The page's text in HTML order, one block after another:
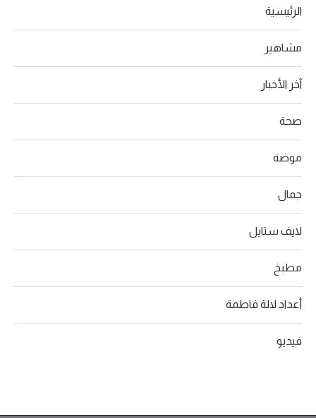
الرئيسية
مشاهير
آخر الأخبار
صحة
موضة
جمال
لايف ستايل
مطبخ
أعداد لالة فاطمة
فيديو